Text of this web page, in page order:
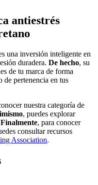
antiestrés
una inversión inteligente en
duradera. De hecho, su
de tu marca de forma
de pertenencia en tus
nuestra categoría de
, puedes explorar
Finalmente, para conocer
consultar recursos
Association.